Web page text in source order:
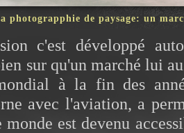
photograpphie de paysage: un
c'est développé
sur qu'un marché lui
à la fin des
avec l'aviation, a
monde est devenu